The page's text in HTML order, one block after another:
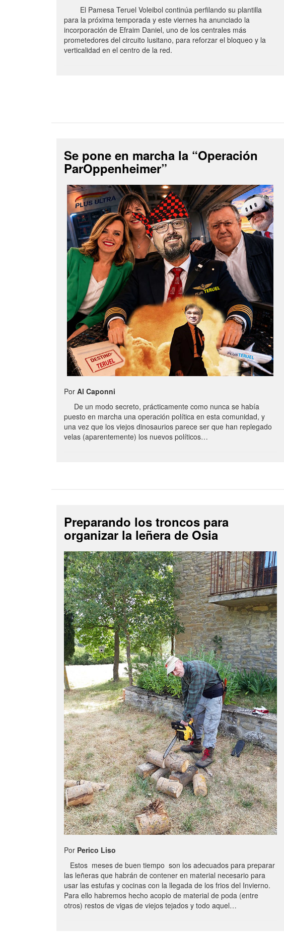
El Pamesa Teruel Voleibol continúa perfilando su plantilla
para la próxima temporada y este viernes ha anunciado la
incorporación de Efraim Daniel, uno de los centrales más
prometedores del circuito lusitano, para reforzar el bloqueo y la
verticalidad en el centro de la red.
Se pone en marcha la “Operación
ParOppenheimer”
Por Al Caponni
De un modo secreto, prácticamente como nunca se había
puesto en marcha una operación política en esta comunidad, y
una vez que los viejos dinosaurios parece ser que han replegado
velas (aparentemente) los nuevos políticos…
Preparando los troncos para
organizar la leñera de Osia
Por Perico Liso
Estos meses de buen tiempo son los adecuados para preparar
las leñeras que habrán de contener en material necesario para
usar las estufas y cocinas con la llegada de los frios del Invierno.
Para ello habremos hecho acopio de material de poda (entre
otros) restos de vigas de viejos tejados y todo aquel…